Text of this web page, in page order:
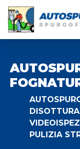
PULIZIA